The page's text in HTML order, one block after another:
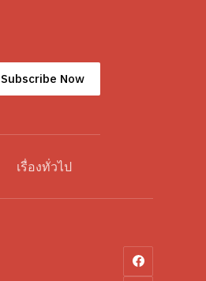
Subscribe Now
เรื่องทั่วไป